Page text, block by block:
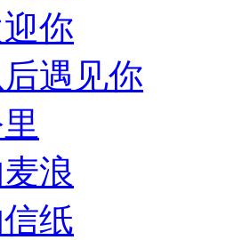
你
遇见你
浪
纸